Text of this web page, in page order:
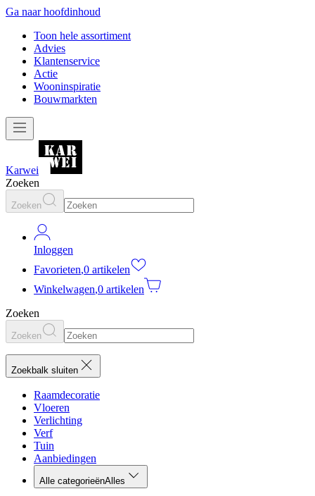
Ga naar hoofdinhoud
Toon hele assortiment
Advies
Klantenservice
Actie
Wooninspiratie
Bouwmarkten
Karwei
Zoeken
Zoeken
Inloggen
Favorieten,0 artikelen
Winkelwagen,0 artikelen
Zoeken
Zoeken
Zoekbalk sluiten
Raamdecoratie
Vloeren
Verlichting
Verf
Tuin
Aanbiedingen
Alle categorieënAlles